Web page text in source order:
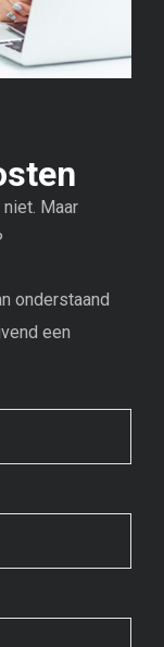
Maar
onderstaand
een